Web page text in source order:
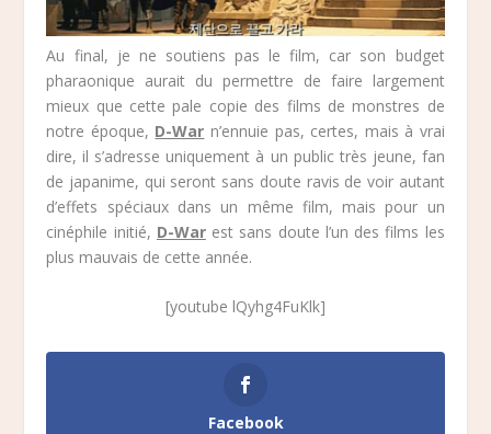
Au final, je ne soutiens pas le film, car son budget
pharaonique aurait du permettre de faire largement
mieux que cette pale copie des films de monstres de
notre époque, D-War n’ennuie pas, certes, mais à vrai
dire, il s’adresse uniquement à un public très jeune, fan
de japanime, qui seront sans doute ravis de voir autant
d’effets spéciaux dans un même film, mais pour un
cinéphile initié, D-Warest sans doute l’un des films les
plus mauvais de cette année.
[youtube lQyhg4FuKlk]
Facebook